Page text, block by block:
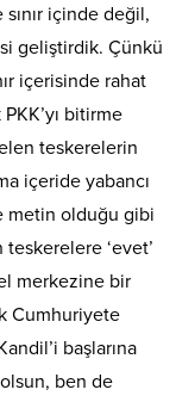
içinde değil,
geliştirdik. Çünkü
içerisinde rahat
bitirme
teskerelerin
içeride yabancı
metin olduğu gibi
‘evet’
merkezine bir
Cumhuriyete
başlarına
olsun, ben de